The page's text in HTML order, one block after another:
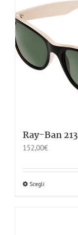
Ray-Ban
152,00€
Scegli